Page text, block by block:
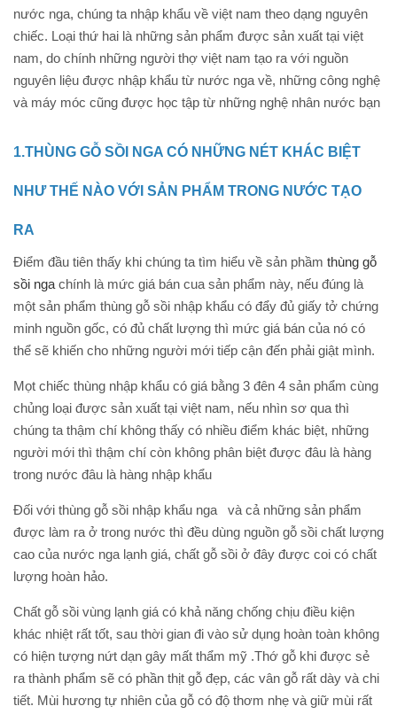
nước nga, chúng ta nhập khẩu về việt nam theo dạng nguyên
chiếc. Loại thứ hai là những sản phẩm được sản xuất tại việt
nam, do chính những người thợ việt nam tạo ra với nguồn
nguyên liệu được nhập khẩu từ nước nga về, những công nghệ
và máy móc cũng được học tập từ những nghệ nhân nước bạn
1.THÙNG GỖ SỒI NGA CÓ NHỮNG NÉT KHÁC BIỆT
NHƯ THẾ NÀO VỚI SẢN PHẨM TRONG NƯỚC TẠO
RA
Điểm đầu tiên thấy khi chúng ta tìm hiểu về sản phầm thùng gỗ
sồi nga chính là mức giá bán cua sản phẩm này, nếu đúng là
một sản phẩm thùng gỗ sồi nhập khẩu có đẩy đủ giấy tở chứng
minh nguồn gốc, có đủ chất lượng thì mức giá bán của nó có
thể sẽ khiến cho những người mới tiếp cận đến phải giật mình.
Mọt chiếc thùng nhập khẩu có giá bằng 3 đên 4 sản phẩm cùng
chủng loại được sản xuất tại việt nam, nếu nhìn sơ qua thì
chúng ta thậm chí không thấy có nhiều điểm khác biệt, những
người mới thì thậm chí còn không phân biệt được đâu là hàng
trong nước đâu là hàng nhập khẩu
Đối với thùng gỗ sồi nhập khẩu nga và cả những sản phẩm
được làm ra ở trong nước thì đều dùng nguồn gỗ sồi chất lượng
cao của nước nga lạnh giá, chất gỗ sồi ở đây được coi có chất
lượng hoàn hảo.
Chất gỗ sồi vùng lạnh giá có khả năng chống chịu điều kiện
khác nhiệt rất tốt, sau thời gian đi vào sử dụng hoàn toàn không
có hiện tượng nứt dạn gây mất thẩm mỹ .Thớ gỗ khi được sẻ
ra thành phẩm sẽ có phần thịt gỗ đẹp, các vân gỗ rất dày và chi
tiết. Mùi hương tự nhiên của gỗ có độ thơm nhẹ và giữ mùi rất